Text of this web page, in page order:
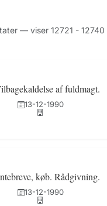
— viser 12721 - 12740
af fuldmagt.
13-12-1990
køb. Rådgivning.
13-12-1990